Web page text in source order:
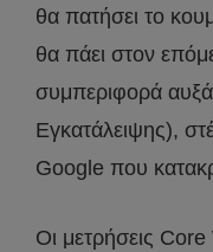
θα πατήσει το
θα πάει στον
συμπεριφορά
Εγκατάλειψης),
Google που
Οι μετρήσεις